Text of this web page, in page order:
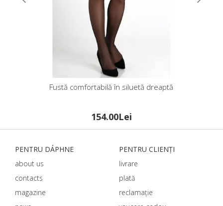
Fustă comfortabilă în siluetă dreaptă
154.00Lei
PENTRU DÁPHNЕ
about us
contacts
magazine
PENTRU CLIENȚI
livrare
plată
reclamație